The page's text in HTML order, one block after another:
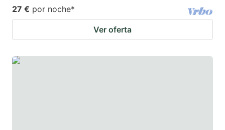
27 € por noche*
Ver oferta